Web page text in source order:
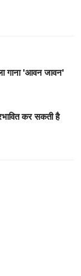
गाना 'आवन जावन'
कर सकती है